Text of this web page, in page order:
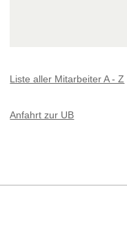
Liste aller Mitarbeiter A - Z
Anfahrt zur UB